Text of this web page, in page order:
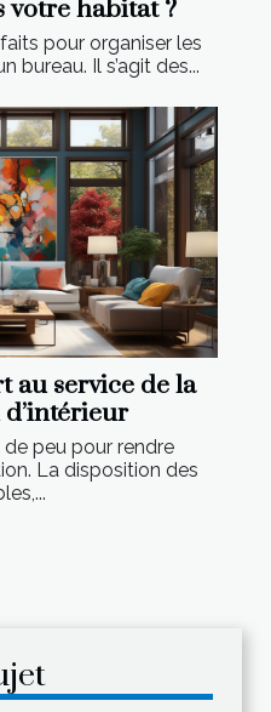
votre habitat ?
pour organiser les
bureau. Il s’agit des...
au service de la
de peu pour rendre
La disposition des